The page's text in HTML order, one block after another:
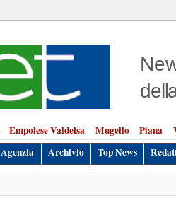
Empolese Valdelsa Mugello Piana
Agenzia Archivio Top News